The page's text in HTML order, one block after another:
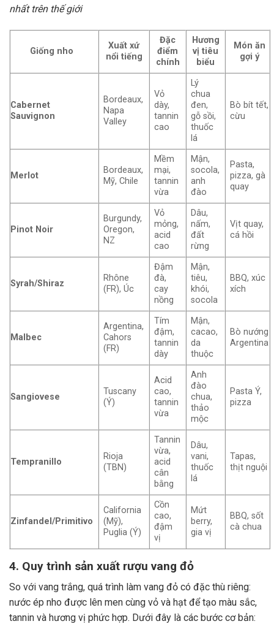
nhất trên thế giới
Giống nho
Xuất xứ
nổi tiếng
Đặc
điểm
chính
Hương
vị tiêu
biểu
Món ăn
gợi ý
Cabernet
Sauvignon
Bordeaux,
Napa
Valley
Vỏ
dày,
tannin
cao
Lý
chua
đen,
gỗ sồi,
thuốc
lá
Bò bít tết,
cừu
Merlot
Bordeaux,
Mỹ, Chile
Mềm
mại,
tannin
vừa
Mận,
socola,
anh
đào
Pasta,
pizza, gà
quay
Pinot Noir
Burgundy,
Oregon,
NZ
Vỏ
mỏng,
acid
cao
Dâu,
nấm,
đất
rừng
Vịt quay,
cá hồi
Syrah/Shiraz
Rhône
(FR), Úc
Đậm
đà,
cay
nồng
Mận,
tiêu,
khói,
socola
BBQ, xúc
xích
Malbec
Argentina,
Cahors
(FR)
Tím
đậm,
tannin
dày
Mận,
cacao,
da
thuộc
Bò nướng
Argentina
Sangiovese
Tuscany
(Ý)
Acid
cao,
tannin
vừa
Anh
đào
chua,
thảo
mộc
Pasta Ý,
pizza
Tempranillo
Rioja
(TBN)
Tannin
vừa,
acid
cân
bằng
Dâu,
vani,
thuốc
lá
Tapas,
thịt nguội
Zinfandel/Primitivo
California
(Mỹ),
Puglia (Ý)
Cồn
cao,
đậm
vị
Mứt
berry,
gia vị
BBQ, sốt
cà chua
4. Quy trình sản xuất rượu vang đỏ
So với vang trắng, quá trình làm vang đỏ có đặc thù riêng:
nước ép nho được lên men cùng vỏ và hạt để tạo màu sắc,
tannin và hương vị phức hợp. Dưới đây là các bước cơ bản: